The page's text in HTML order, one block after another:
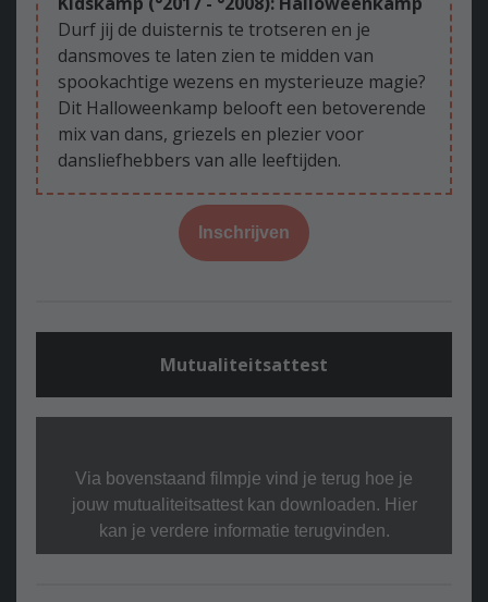
Durf jij de duisternis te trotseren en je
dansmoves te laten zien te midden van
spookachtige wezens en mysterieuze magie?
Dit Halloweenkamp belooft een betoverende
mix van dans, griezels en plezier voor
dansliefhebbers van alle leeftijden.
Inschrijven
Mutualiteitsattest
Via bovenstaand filmpje vind je terug hoe je
jouw mutualiteitsattest kan downloaden. Hier
kan je verdere informatie terugvinden.